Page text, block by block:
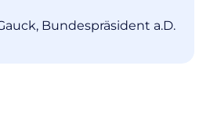
Bundespräsident a.D.